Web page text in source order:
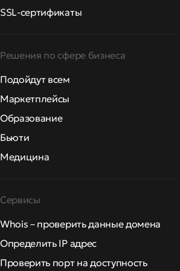
SSL-сертификаты
Решения по сфере бизнеса
Подойдут всем
Маркетплейсы
Образование
Бьюти
Медицина
Сервисы
Whois – проверить данные домена
Определить IP адрес
Проверить порт на доступность